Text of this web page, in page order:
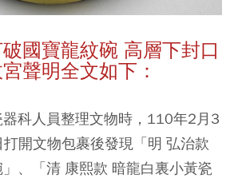
國寶龍紋碗 高層下封口
聲明全文如下：
科人員整理文物時，110年2月3
開文物包裹後發現「明 弘治款
、「清 康熙款 暗龍白裏小黃瓷